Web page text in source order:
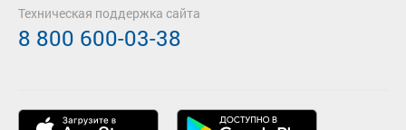
Техническая поддержка сайта
8 800 600-03-38